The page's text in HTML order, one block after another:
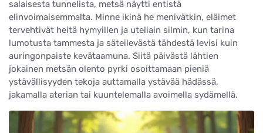
salaisesta tunnelista, metsä näytti entistä
elinvoimaisemmalta. Minne ikinä he menivätkin, eläimet
tervehtivät heitä hymyillen ja uteliain silmin, kun tarina
lumotusta tammesta ja säteilevästä tähdestä levisi kuin
auringonpaiste kevätaamuna. Siitä päivästä lähtien
jokainen metsän olento pyrki osoittamaan pieniä
ystävällisyyden tekoja auttamalla ystävää hädässä,
jakamalla aterian tai kuuntelemalla avoimella sydämellä.